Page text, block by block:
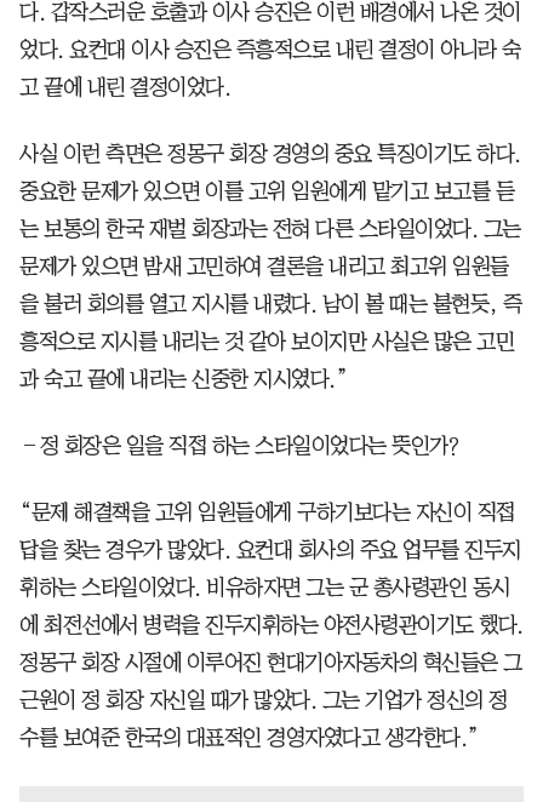
다. 갑작스러운 호출과 이사 승진은 이런 배경에서 나온 것이
었다. 요컨대 이사 승진은 즉흥적으로 내린 결정이 아니라 숙
고 끝에 내린 결정이었다.
사실 이런 측면은 정몽구 회장 경영의 중요 특징이기도 하다.
중요한 문제가 있으면 이를 고위 임원에게 맡기고 보고를 듣
는 보통의 한국 재벌 회장과는 전혀 다른 스타일이었다. 그는
문제가 있으면 밤새 고민하여 결론을 내리고 최고위 임원들
을 불러 회의를 열고 지시를 내렸다. 남이 볼 때는 불현듯, 즉
흥적으로 지시를 내리는 것 같아 보이지만 사실은 많은 고민
과 숙고 끝에 내리는 신중한 지시였다.”
―정 회장은 일을 직접 하는 스타일이었다는 뜻인가?
“문제 해결책을 고위 임원들에게 구하기보다는 자신이 직접
답을 찾는 경우가 많았다. 요컨대 회사의 주요 업무를 진두지
휘하는 스타일이었다. 비유하자면 그는 군 총사령관인 동시
에 최전선에서 병력을 진두지휘하는 야전사령관이기도 했다.
정몽구 회장 시절에 이루어진 현대기아자동차의 혁신들은 그
근원이 정 회장 자신일 때가 많았다. 그는 기업가 정신의 정
수를 보여준 한국의 대표적인 경영자였다고 생각한다.”